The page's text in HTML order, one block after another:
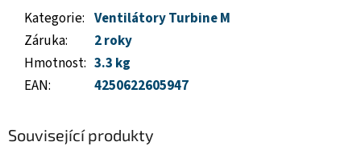
Kategorie: Ventilátory Turbine M
Záruka:
2 roky
Hmotnost: 3.3 kg
EAN: 4250622605947
Související produkty